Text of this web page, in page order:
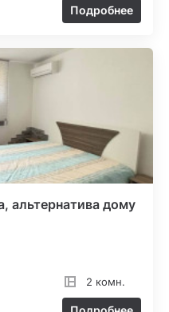
Подробнее
альтернатива дому
2 комн.